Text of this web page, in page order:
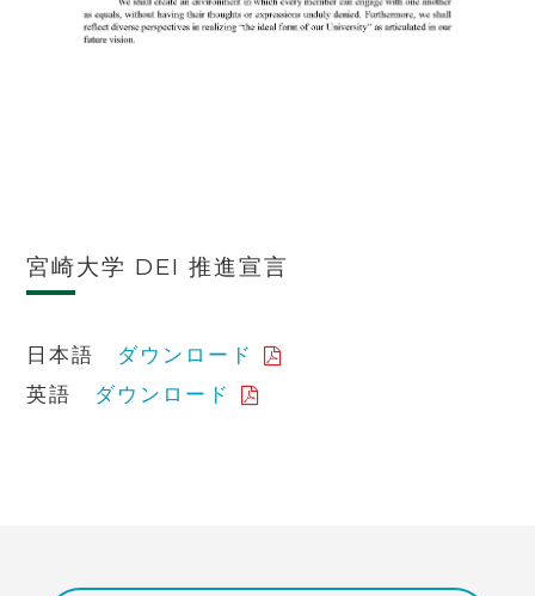
宮崎大学 DEI 推進宣言
日本語 ダウンロード
英語 ダウンロード